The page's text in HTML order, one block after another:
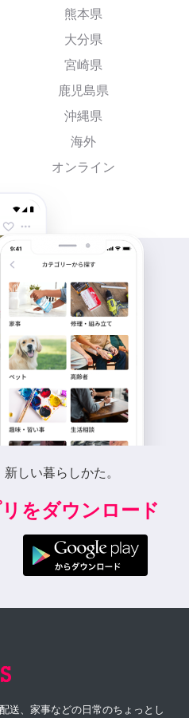
熊本県
大分県
宮崎県
鹿児島県
沖縄県
海外
オンライン
しい暮らしかた。
をダウンロード
送、家事などの日常のちょっとし